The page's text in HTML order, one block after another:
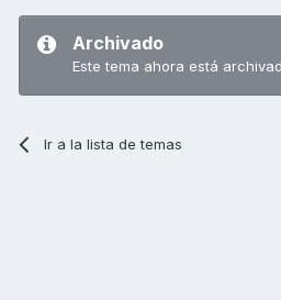
Archivado
Este tema ahora está
Ir a la lista de temas